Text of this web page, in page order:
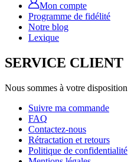
Mon compte
Programme de fidélité
Notre blog
Lexique
SERVICE CLIENT
Nous sommes à votre disposition
Suivre ma commande
FAQ
Contactez-nous
Rétractation et retours
Politique de confidentialité